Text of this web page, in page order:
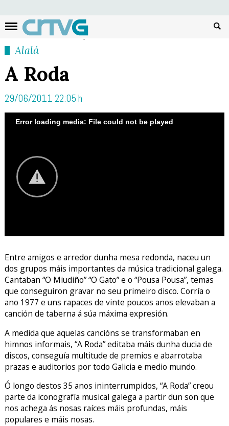
Alalá
A Roda
29/06/2011 22:05 h
Error loading media: File could not be played
Entre amigos e arredor dunha mesa redonda, naceu un
dos grupos máis importantes da música tradicional galega.
Cantaban “O Miudiño” “O Gato” e o “Pousa Pousa”, temas
que conseguiron gravar no seu primeiro disco. Corría o
ano 1977 e uns rapaces de vinte poucos anos elevaban a
canción de taberna á súa máxima expresión.
A medida que aquelas cancións se transformaban en
himnos informais, “A Roda” editaba máis dunha ducia de
discos, conseguía multitude de premios e abarrotaba
prazas e auditorios por todo Galicia e medio mundo.
Ó longo destos 35 anos ininterrumpidos, “A Roda” creou
parte da iconografía musical galega a partir dun son que
nos achega ás nosas raíces máis profundas, máis
populares e máis nosas.